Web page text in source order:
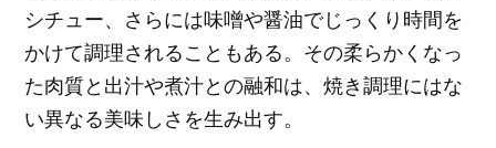
シチュー、さらには味噌や醤油でじっくり時間を
かけて調理されることもある。その柔らかくなっ
た肉質と出汁や煮汁との融和は、焼き調理にはな
い異なる美味しさを生み出す。